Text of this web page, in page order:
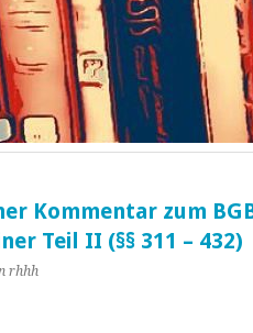
Kommentar zum
Teil II (§§ 311 – 432)
rhhh